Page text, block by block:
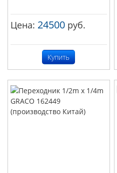
Цена: 24500 руб.
Купить